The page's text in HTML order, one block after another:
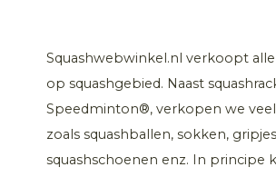
Squashwebwinkel.nl verkoopt
op squashgebied. Naast
Speedminton®, verkopen we veel
zoals squashballen, sokken,
squashschoenen enz. In principe